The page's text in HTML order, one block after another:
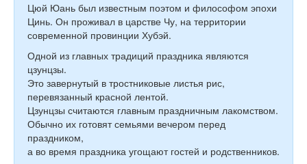
Цюй Юань был известным поэтом и философом эпохи
Цинь. Он проживал в царстве Чу, на территории
современной провинции Хубэй.
Одной из главных традиций праздника являются
цзунцзы.
Это завернутый в тростниковые листья рис,
перевязанный красной лентой.
Цзунцзы считаются главным праздничным лакомством.
Обычно их готовят семьями вечером перед
праздником,
а во время праздника угощают гостей и родственников.